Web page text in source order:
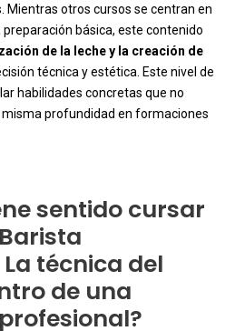
otros cursos se centran en
básica, este contenido
de la leche y la creación de
técnica y estética. Este nivel de
habilidades concretas que no
profundidad en formaciones
sentido cursar
técnica del
de una